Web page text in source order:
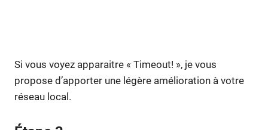
Si vous voyez apparaitre « Timeout! », je vous
propose d’apporter une légère amélioration à votre
réseau local.